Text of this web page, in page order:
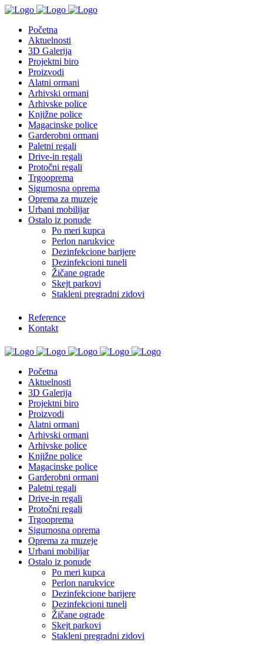
Početna
Aktuelnosti
3D Galerija
Projektni biro
Proizvodi
Alatni ormani
Arhivski ormani
Arhivske police
Knjižne police
Magacinske police
Garderobni ormani
Paletni regali
Drive-in regali
Protočni regali
Trgooprema
Sigurnosna oprema
Oprema za muzeje
Urbani mobilijar
Ostalo iz ponude
Po meri kupca
Perlon narukvice
Dezinfekcione barijere
Dezinfekcioni tuneli
Žičane ograde
Skejt parkovi
Stakleni pregradni zidovi
Reference
Kontakt
Početna
Aktuelnosti
3D Galerija
Projektni biro
Proizvodi
Alatni ormani
Arhivski ormani
Arhivske police
Knjižne police
Magacinske police
Garderobni ormani
Paletni regali
Drive-in regali
Protočni regali
Trgooprema
Sigurnosna oprema
Oprema za muzeje
Urbani mobilijar
Ostalo iz ponude
Po meri kupca
Perlon narukvice
Dezinfekcione barijere
Dezinfekcioni tuneli
Žičane ograde
Skejt parkovi
Stakleni pregradni zidovi